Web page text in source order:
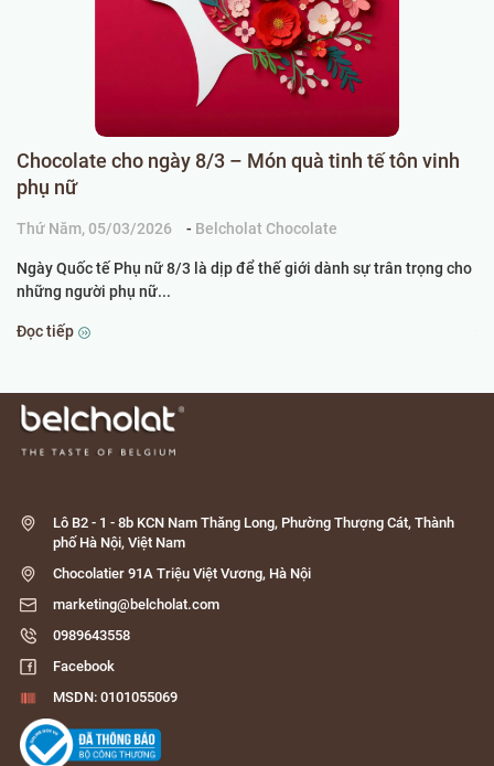
Chocolate cho ngày 8/3 – Món quà tinh tế tôn vinh
phụ nữ
Thứ Năm, 05/03/2026 - Belcholat Chocolate
Ngày Quốc tế Phụ nữ 8/3 là dịp để thế giới dành sự trân trọng cho
những người phụ nữ...
Đọc tiếp
Lô B2 - 1 - 8b KCN Nam Thăng Long, Phường Thượng Cát, Thành
phố Hà Nội, Việt Nam
Chocolatier 91A Triệu Việt Vương, Hà Nội
marketing@belcholat.com
0989643558
Facebook
MSDN: 0101055069